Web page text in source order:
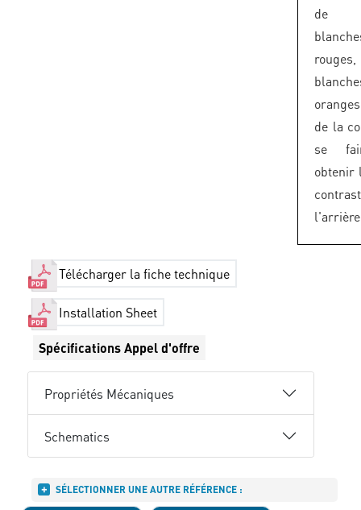
de
de la
se
obtenir
Télécharger la fiche technique
Installation Sheet
Spécifications Appel d'offre
Propriétés Mécaniques
Schematics
SÉLECTIONNER UNE AUTRE RÉFÉRENCE :